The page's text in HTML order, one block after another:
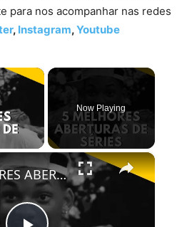
para nos acompanhar nas redes
, Instagram,Youtube
×
Video
Now Playing
×
5 MELHORES ABERTURAS DE SÉRIES | Pipocas Tv #13